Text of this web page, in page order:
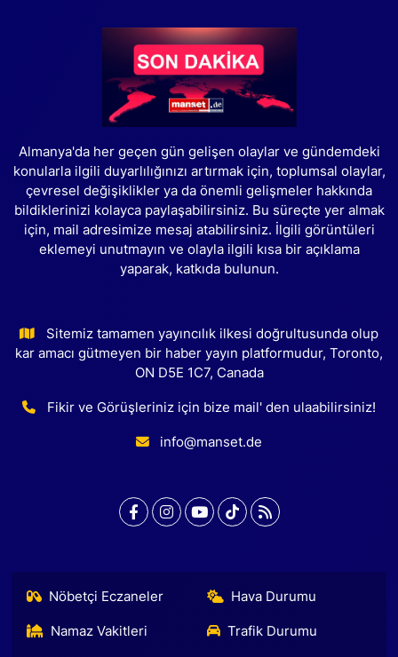
Almanya'da her geçen gün gelişen olaylar ve gündemdeki
konularla ilgili duyarlılığınızı artırmak için, toplumsal olaylar,
çevresel değişiklikler ya da önemli gelişmeler hakkında
bildiklerinizi kolayca paylaşabilirsiniz. Bu süreçte yer almak
için, mail adresimize mesaj atabilirsiniz. İlgili görüntüleri
eklemeyi unutmayın ve olayla ilgili kısa bir açıklama
yaparak, katkıda bulunun.
Sitemiz tamamen yayıncılık ilkesi doğrultusunda olup
kar amacı gütmeyen bir haber yayın platformudur, Toronto,
ON D5E 1C7, Canada
Fikir ve Görüşleriniz için bize mail' den ulaabilirsiniz!
info@manset.de
Nöbetçi Eczaneler Hava Durumu
Namaz Vakitleri Trafik Durumu